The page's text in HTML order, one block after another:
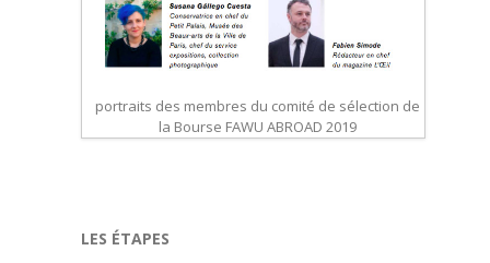
portraits des membres du comité de sélection de
la Bourse FAWU ABROAD 2019
LES ÉTAPES